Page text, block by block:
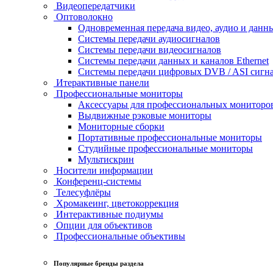
Видеопередатчики
Оптоволокно
Одновременная передача видео, аудио и
Системы передачи аудиосигналов
Системы передачи видеосигналов
Системы передачи данных и каналов Ethernet
Системы передачи цифровых DVB / ASI
Итерактивные панели
Профессиональные мониторы
Аксессуары для профессиональных
Выдвижные рэковые мониторы
Мониторные сборки
Портативные профессиональные мониторы
Студийные профессиональные мониторы
Мультискрин
Носители информации
Конференц-системы
Телесуфлёры
Хромакеинг, цветокоррекция
Интерактивные подиумы
Опции для объективов
Профессиональные объективы
Популярные бренды раздела